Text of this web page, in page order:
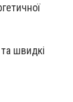
швидкі